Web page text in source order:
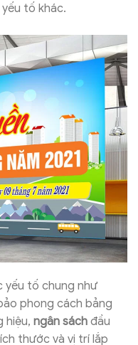
tố khác.
yếu tố chung như
phong cách bảng
hiệu, ngân sách đầu
thước và vị trí lắp